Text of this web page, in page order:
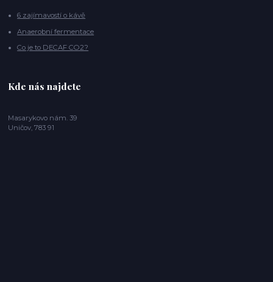
6 zajímavostí o kávě
Anaerobní fermentace
Co je to DECAF CO2?
Kde nás najdete
Masarykovo nám. 39
Uničov, 783 91